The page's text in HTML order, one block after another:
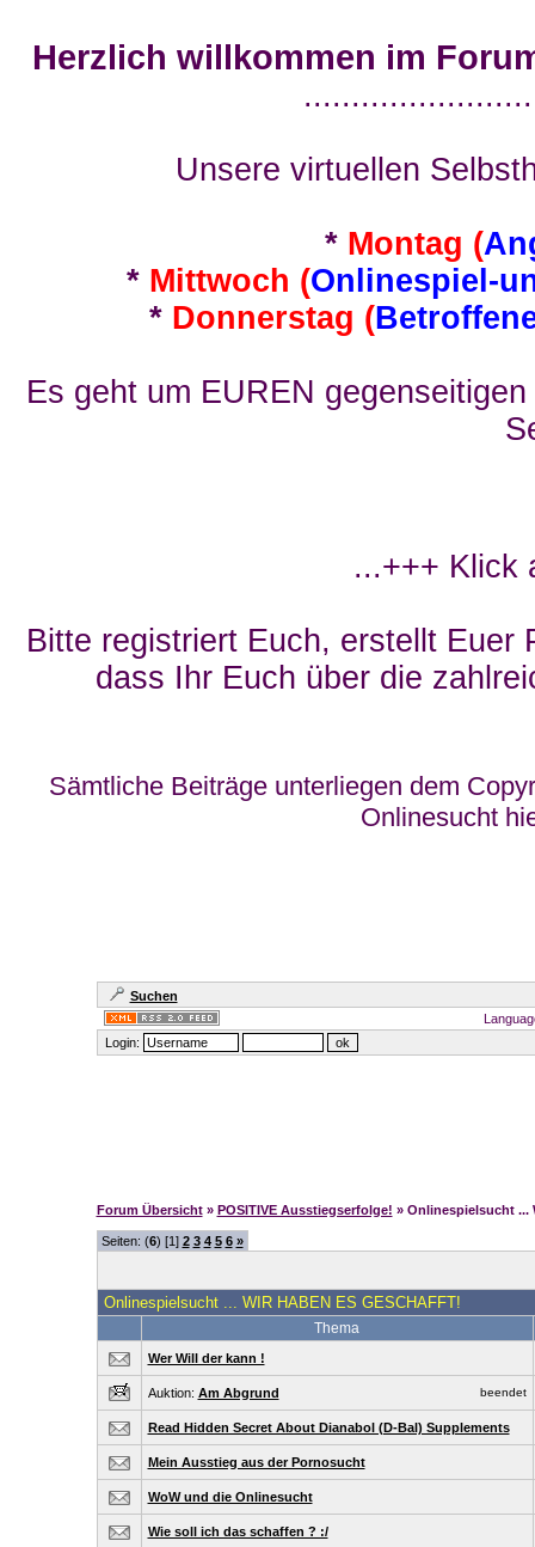
Herzlich willkommen im
Unsere virtuellen
* Montag (
* Mittwoch (Onlinespiel-
* Donnerstag (
Es geht um EUREN
...+++ Klick
Bitte registriert Euch, erstellt Euer
dass Ihr Euch über die
Sämtliche Beiträge unterliegen dem
Onlinesucht
Suchen
Login:
Forum Übersicht » POSITIVE Ausstiegserfolge! » Onlinespielsucht ...
Seiten: (6) [1] 2 3 4 5 6 »
Onlinespielsucht ... WIR HABEN ES GESCHAFFT!
Thema
Wer Will der kann !
beendet
Auktion: Am Abgrund
Read Hidden Secret About Dianabol (D-Bal) Supplements
Mein Ausstieg aus der Pornosucht
WoW und die Onlinesucht
Wie soll ich das schaffen ? :/